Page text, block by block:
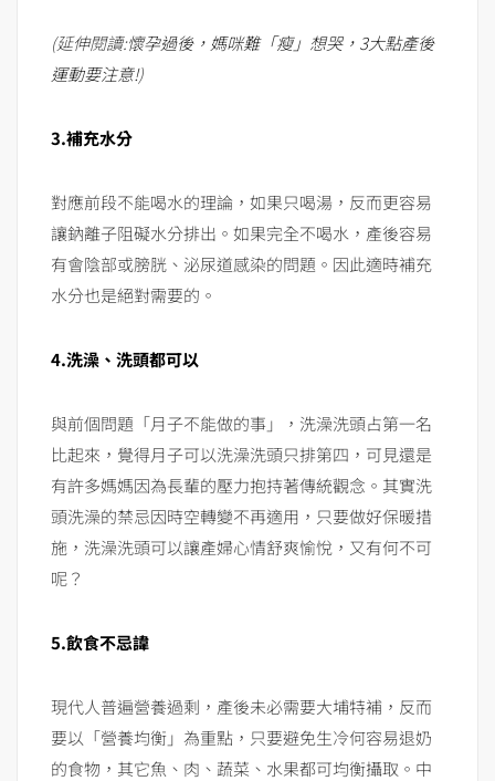
(延伸閱讀:懷孕過後，媽咪難「瘦」想哭，3大點產後
運動要注意!)
3.補充水分
對應前段不能喝水的理論，如果只喝湯，反而更容易
讓鈉離子阻礙水分排出。如果完全不喝水，產後容易
有會陰部或膀胱、泌尿道感染的問題。因此適時補充
水分也是絕對需要的。
4.洗澡、洗頭都可以
與前個問題「月子不能做的事」，洗澡洗頭占第一名
比起來，覺得月子可以洗澡洗頭只排第四，可見還是
有許多媽媽因為長輩的壓力抱持著傳統觀念。其實洗
頭洗澡的禁忌因時空轉變不再適用，只要做好保暖措
施，洗澡洗頭可以讓產婦心情舒爽愉悅，又有何不可
呢？
5.飲食不忌諱
現代人普遍營養過剩，產後未必需要大埔特補，反而
要以「營養均衡」為重點，只要避免生冷何容易退奶
的食物，其它魚、肉、蔬菜、水果都可均衡攝取。中